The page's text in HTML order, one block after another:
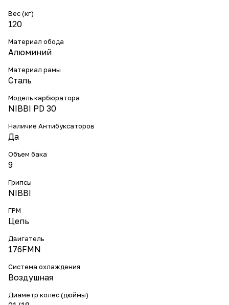
Вес (кг)
120
Материал обода
Алюминий
Материал рамы
Сталь
Модель карбюратора
NIBBI PD 30
Наличие Антибуксаторов
Да
Объем бака
9
Грипсы
NIBBI
ГРМ
Цепь
Двигатель
176FMN
Система охлаждения
Воздушная
Диаметр колес (дюймы)